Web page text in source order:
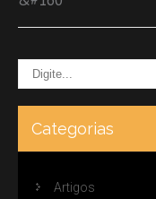
Categorias
Artigos